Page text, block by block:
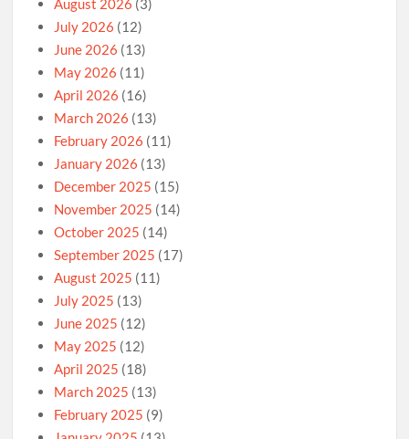
August 2026 (3)
July 2026 (12)
June 2026 (13)
May 2026 (11)
April 2026 (16)
March 2026 (13)
February 2026 (11)
January 2026 (13)
December 2025 (15)
November 2025 (14)
October 2025 (14)
September 2025 (17)
August 2025 (11)
July 2025 (13)
June 2025 (12)
May 2025 (12)
April 2025 (18)
March 2025 (13)
February 2025 (9)